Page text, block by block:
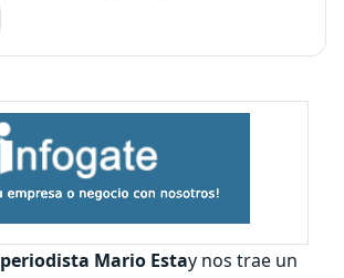
periodista Mario Estay nos trae un